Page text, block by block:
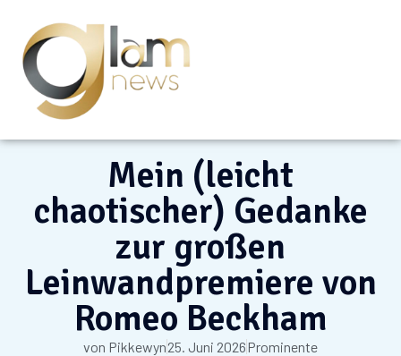
Mein (leicht
chaotischer) Gedanke
zur großen
Leinwandpremiere von
Romeo Beckham
von Pikkewyn25. Juni 2026Prominente